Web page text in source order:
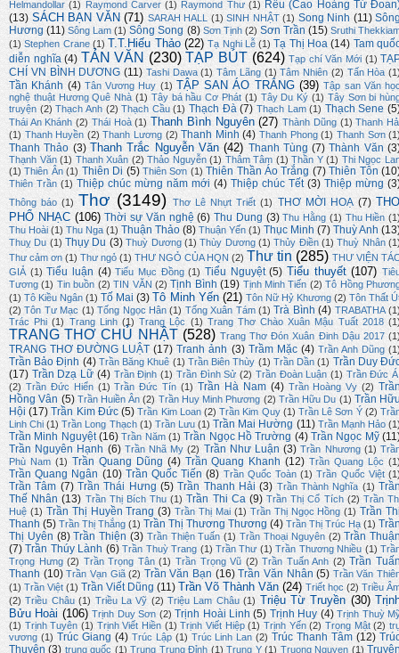
Helmandollar (1) Raymond Carver (1) Raymond Thư (1) Rêu (Cao Hoàng Từ
(13) SÁCH BẠN VĂN (71) SARAH HALL (1) SINH NHẬT (1) Song Ninh (11)
Hương (11) Sông Lam (1) Sông Song (8) Sơn Tịnh (2) Sơn Trần (15) Sruthi
(1) Stephen Crane (1) T.T.Hiếu Thảo (22) Tạ Nghi Lễ (1) Tạ Thị Hoa (14) Tam
diễn nghĩa (4) TẢN VĂN (230) TẠP BÚT (624) Tạp chí Văn Mới (1)
CHÍ VN BÌNH DƯƠNG (11) Tashi Dawa (1) Tâm Lãng (1) Tâm Nhiên (2) Tấn Hòa
Tần Khánh (4) Tân Vương Huy (1) TẬP SAN ÁO TRẮNG (39) Tập san Văn
nghệ thuật Hương Quê Nhà (1) Tây bá hầu Cơ Phát (1) Tây Du Ký (1) Tây Sơn bi
truyện (2) Thạch Anh (2) Thạch Cầu (1) Thạch Đà (7) Thạch Lam (1) Thạch Sene
Thái An Khánh (2) Thái Hoà (1) Thanh Bình Nguyên (27) Thành Dũng (1) Thanh
(1) Thanh Huyền (2) Thanh Lương (2) Thanh Minh (4) Thanh Phong (1) Thanh Sơn
Thanh Thảo (3) Thanh Trắc Nguyễn Văn (42) Thanh Tùng (7) Thành Văn
Thạnh Văn (1) Thanh Xuân (2) Thảo Nguyễn (1) Thâm Tâm (1) Thần Y (1) Thi Ngọc
(1) Thiên Ân (1) Thiên Di (5) Thiên Sơn (1) Thiên Thần Áo Trắng (7) Thiên Tôn
Thiên Trần (1) Thiệp chúc mừng năm mới (4) Thiệp chúc Tết (3) Thiệp mừng
Thông báo (1) Thơ (3149) Thơ Lê Nhựt Triết (1) THƠ MỜI HOẠ (7)
PHỔ NHẠC (106) Thời sự Văn nghệ (6) Thu Dung (3) Thu Hằng (1) Thu Hiền
Thu Hoài (1) Thu Nga (1) Thuận Thảo (8) Thuận Yến (1) Thục Minh (7) Thuỳ Anh
Thuỵ Du (1) Thụy Du (3) Thuỳ Dương (1) Thùy Dương (1) Thủy Điền (1) Thuỳ Nhân
Thư cảm ơn (1) Thư ngỏ (1) THƯ NGỎ CỦA HQN (2) Thư tin (285) THƯ VIỆN
GIẢ (1) Tiểu luận (4) Tiểu Mục Đồng (1) Tiểu Nguyệt (5) Tiểu thuyết (107)
Tương (1) Tin buồn (2) TIN VĂN (2) Tịnh Bình (19) Tịnh Minh Tiến (2) Tô Hồng
(1) Tô Kiều Ngân (1) Tố Mai (3) Tô Minh Yến (21) Tôn Nữ Hỷ Khương (2) Tôn Thất
(2) Tôn Tư Mạc (1) Tống Ngọc Hân (1) Tống Xuân Tám (1) Trà Bình (4) TRABATHA
Trác Phi (1) Trang Linh (1) Trang Lộc (1) Trang Thơ Chào Xuân Mậu Tuất 2018
TRANG THƠ CHỦ NHẬT (528) Trang Thơ Đón Xuân Đinh Dậu 2017
TRANG THƠ ĐƯỜNG LUẬT (17) Tranh ảnh (3) Trầm Mặc (4) Trần Anh Dũng
Trần Bảo Định (4) Trần Băng Khuê (1) Trần Biên Thùy (1) Trần Dần (1) Trần Duy
(17) Trần Dzạ Lữ (4) Trần Định (1) Trần Đình Sử (2) Trần Đoàn Luận (1) Trần Đức
(2) Trần Đức Hiển (1) Trần Đức Tín (1) Trần Hà Nam (4) Trần Hoàng Vy (2)
Hồng Vân (5) Trần Huiền Ân (2) Trần Huy Minh Phương (2) Trần Hữu Du (1) Trần
Hội (17) Trần Kim Đức (5) Trần Kim Loan (2) Trần Kim Quy (1) Trần Lê Sơn Ý (2)
Linh Chi (1) Trần Long Thạch (1) Trần Lưu (1) Trần Mai Hường (11) Trần Mạnh Hảo
Trần Minh Nguyệt (16) Trần Năm (1) Trần Ngọc Hồ Trường (4) Trần Ngọc Mỹ
Trần Nguyên Hạnh (6) Trần Nhã My (2) Trần Như Luận (3) Trần Nhương (1)
Phù Nam (1) Trần Quang Dũng (4) Trần Quang Khanh (12) Trần Quang Lộc
Trần Quang Ngân (10) Trần Quốc Tiến (8) Trần Quốc Toàn (1) Trần Quốc Việt
Trần Tâm (7) Trần Thái Hưng (5) Trần Thanh Hải (3) Trần Thành Nghĩa (1)
Thế Nhân (13) Trần Thị Bích Thu (1) Trần Thi Ca (9) Trần Thị Cổ Tích (2) Trần
Huệ (1) Trần Thị Huyền Trang (3) Trần Thị Mai (1) Trần Thị Ngọc Hồng (1) Trần
Thanh (5) Trần Thị Thắng (1) Trần Thị Thương Thương (4) Trần Thị Trúc Hạ (1)
Thị Uyên (8) Trần Thiện (3) Trần Thiện Tuấn (1) Trần Thoại Nguyên (2) Trần
(7) Trần Thúy Lành (6) Trần Thuỳ Trang (1) Trần Thư (1) Trần Thương Nhiều (1)
Trọng Hưng (2) Trần Trọng Tân (1) Trần Trọng Vũ (2) Trần Tuấn Anh (2) Trần
Thanh (10) Trần Vạn Giã (2) Trần Văn Bạn (16) Trần Văn Nhân (5) Trần Văn
(1) Trần Việt (1) Trần Viết Dũng (11) Trần Võ Thành Văn (24) Triết học (2) Triều
(2) Triều Châu (1) Triều La Vỹ (2) Triệu Lam Châu (1) Triệu Từ Truyền (30)
Bửu Hoài (106) Trịnh Duy Sơn (2) Trịnh Hoài Linh (5) Trịnh Huy (4) Trịnh Thuỳ
(1) Trịnh Tuyên (1) Trịnh Viết Hiền (1) Trịnh Viết Hiệp (1) Trịnh Yến (2) Trọng Mật (2)
vương (1) Trúc Giang (4) Trúc Lập (1) Trúc Linh Lan (2) Trúc Thanh Tâm (12)
Thuyên (3) trung quốc (1) Trung Trung Đỉnh (1) Trung Y (1) Truong Nguyen (1)